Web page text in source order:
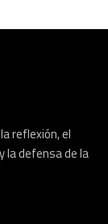
reflexión, el
la defensa de la